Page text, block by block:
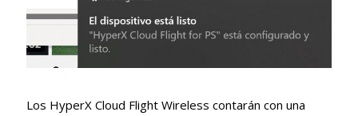
Los HyperX Cloud Flight Wireless contarán con una